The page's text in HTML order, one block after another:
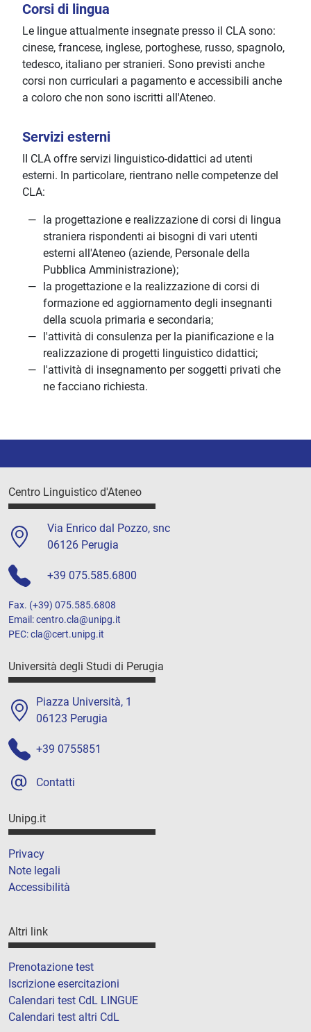
Corsi di lingua
Le lingue attualmente insegnate presso il CLA sono:
cinese, francese, inglese, portoghese, russo, spagnolo,
tedesco, italiano per stranieri. Sono previsti anche
corsi non curriculari a pagamento e accessibili anche
a coloro che non sono iscritti all'Ateneo.
Servizi esterni
II CLA offre servizi linguistico-didattici ad utenti
esterni. In particolare, rientrano nelle competenze del
CLA:
la progettazione e realizzazione di corsi di lingua
straniera rispondenti ai bisogni di vari utenti
esterni all'Ateneo (aziende, Personale della
Pubblica Amministrazione);
la progettazione e la realizzazione di corsi di
formazione ed aggiornamento degli insegnanti
della scuola primaria e secondaria;
l'attività di consulenza per la pianificazione e la
realizzazione di progetti linguistico didattici;
l'attività di insegnamento per soggetti privati che
ne facciano richiesta.
Centro Linguistico d'Ateneo
Via Enrico dal Pozzo, snc
06126 Perugia
+39 075.585.6800
Fax. (+39) 075.585.6808
Email: centro.cla@unipg.it
PEC: cla@cert.unipg.it
Università degli Studi di Perugia
Piazza Università, 1
06123 Perugia
+39 0755851
Contatti
Unipg.it
Privacy
Note legali
Accessibilità
Altri link
Prenotazione test
Iscrizione esercitazioni
Calendari test CdL LINGUE
Calendari test altri CdL